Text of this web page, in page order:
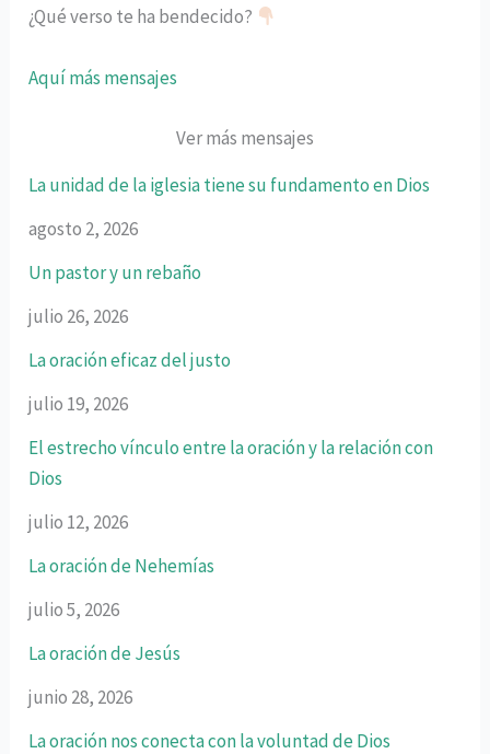
¿Qué verso te ha bendecido?
Aquí más mensajes
Ver más mensajes
La unidad de la iglesia tiene su fundamento en Dios
agosto 2, 2026
Un pastor y un rebaño
julio 26, 2026
La oración eficaz del justo
julio 19, 2026
El estrecho vínculo entre la oración y la relación con
Dios
julio 12, 2026
La oración de Nehemías
julio 5, 2026
La oración de Jesús
junio 28, 2026
La oración nos conecta con la voluntad de Dios